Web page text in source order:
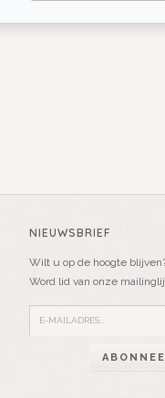
NIEUWSBRIEF
Wilt u op de hoogte
Word lid van onze